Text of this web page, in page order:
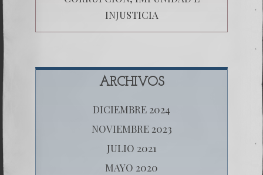
INJUSTICIA
ARCHIVOS
DICIEMBRE 2024
NOVIEMBRE 2023
JULIO 2021
MAYO 2020